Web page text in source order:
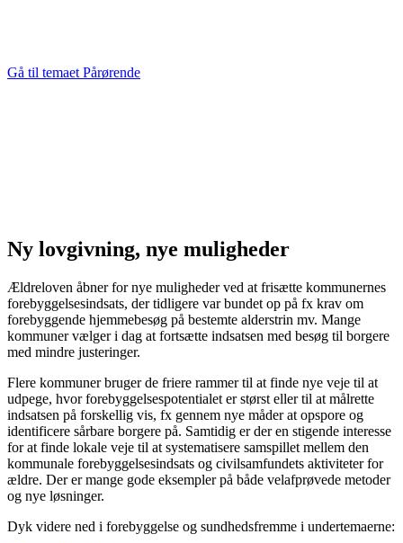
Gå til temaet Pårørende
Ny lovgivning, nye muligheder
Ældreloven åbner for nye muligheder ved at frisætte kommunernes
forebyggelsesindsats, der tidligere var bundet op på fx krav om
forebyggende hjemmebesøg på bestemte alderstrin mv. Mange
kommuner vælger i dag at fortsætte indsatsen med besøg til borgere
med mindre justeringer.
Flere kommuner bruger de friere rammer til at finde nye veje til at
udpege, hvor forebyggelsespotentialet er størst eller til at målrette
indsatsen på forskellig vis, fx gennem nye måder at opspore og
identificere sårbare borgere på. Samtidig er der en stigende interesse
for at finde lokale veje til at systematisere samspillet mellem den
kommunale forebyggelsesindsats og civilsamfundets aktiviteter for
ældre. Der er mange gode eksempler på både velafprøvede metoder
og nye løsninger.
Dyk videre ned i forebyggelse og sundhedsfremme i undertemaerne: